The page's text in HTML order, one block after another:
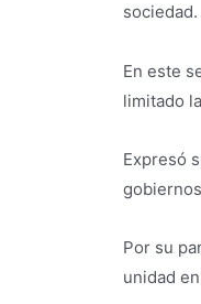
sociedad.
En este
limitado
Expresó
Por su
unidad